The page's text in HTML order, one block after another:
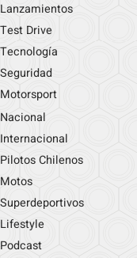
Lanzamientos
Test Drive
Tecnología
Seguridad
Motorsport
Nacional
Internacional
Pilotos Chilenos
Motos
Superdeportivos
Lifestyle
Podcast